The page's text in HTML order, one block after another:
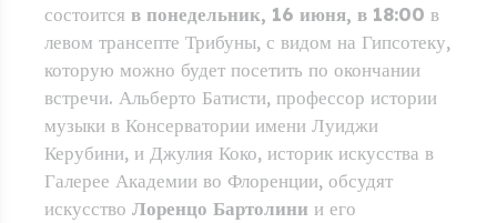
состоится в понедельник, 16 июня, в 18:00 в
левом трансепте Трибуны, с видом на Гипсотеку,
которую можно будет посетить по окончании
встречи. Альберто Батисти, профессор истории
музыки в Консерватории имени Луиджи
Керубини, и Джулия Коко, историк искусства в
Галерее Академии во Флоренции, обсудят
искусство Лоренцо Бартолини и его